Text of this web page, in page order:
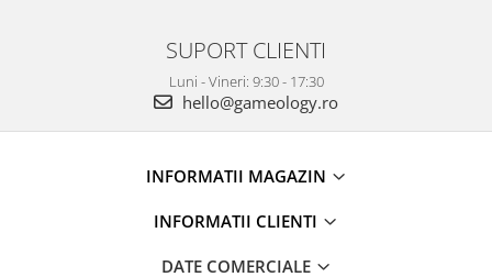
SUPORT CLIENTI
Luni - Vineri: 9:30 - 17:30
hello@gameology.ro
INFORMATII MAGAZIN
INFORMATII CLIENTI
DATE COMERCIALE